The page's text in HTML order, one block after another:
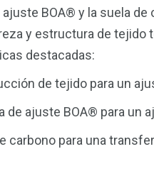
BOA® y la suela
y estructura de tejido
destacadas:
de tejido para un
de ajuste BOA® para un
carbono para una